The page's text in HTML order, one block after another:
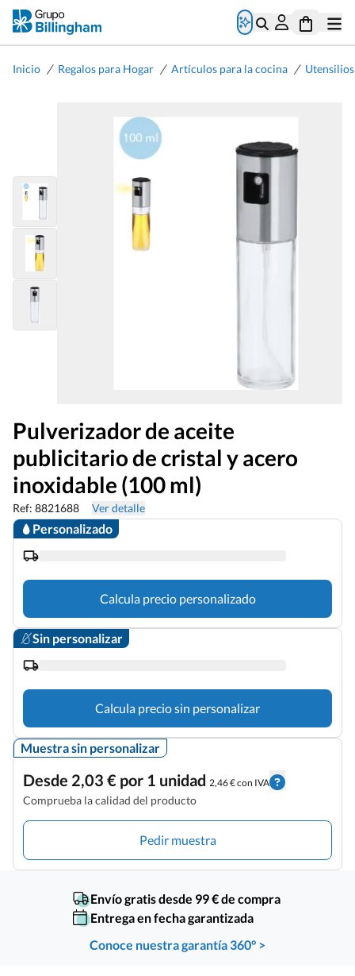
Inicio / Regalos para Hogar / Artículos para la cocina / Utensilios
Pulverizador de aceite
publicitario de cristal y acero
inoxidable (100 ml)
Ref: 8821688 Ver detalle
Personalizado
Calcula precio personalizado
Sin personalizar
Calcula precio sin personalizar
Muestra sin personalizar
Desde 2,03 € por 1 unidad 2,46 € con IVA
Comprueba la calidad del producto
Pedir muestra
Envío gratis desde 99 € de compra
Entrega en fecha garantizada
Conoce nuestra garantía 360° >